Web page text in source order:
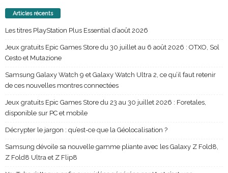
Articles récents
Les titres PlayStation Plus Essential d’août 2026
Jeux gratuits Epic Games Store du 30 juillet au 6 août 2026 : OTXO, Sol
Cesto et Mutazione
Samsung Galaxy Watch 9 et Galaxy Watch Ultra 2, ce qu’il faut retenir
de ces nouvelles montres connectées
Jeux gratuits Epic Games Store du 23 au 30 juillet 2026 : Foretales,
disponible sur PC et mobile
Décrypter le jargon : qu’est-ce que la Géolocalisation ?
Samsung dévoile sa nouvelle gamme pliante avec les Galaxy Z Fold8,
Z Fold8 Ultra et Z Flip8